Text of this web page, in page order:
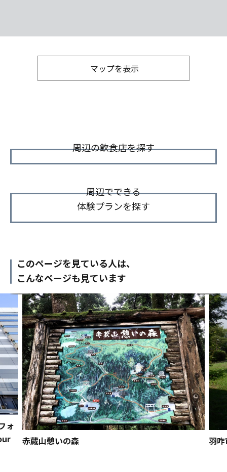
マップを表示
周辺の飲食店を探す
周辺でできる
体験プランを探す
このページを見ている人は、
こんなページも見ています
ォ
赤蔵山憩いの森 羽